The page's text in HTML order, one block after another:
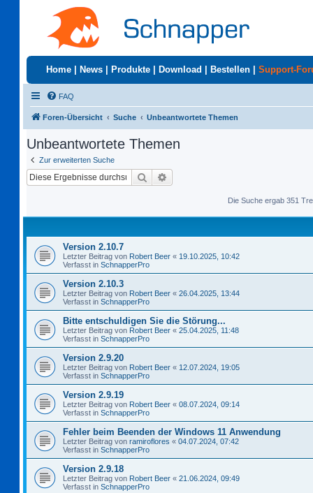
Home News Produkte Download Bestellen Support-
FAQ
Foren-Übersicht Suche Unbeantwortete Themen
Unbeantwortete Themen
Zur erweiterten Suche
Suche
Die Suche ergab 351
Version 2.10.7
Letzter Beitrag von Robert Beer « 19.10.2025, 10:42
Verfasst in SchnapperPro
Version 2.10.3
Letzter Beitrag von Robert Beer « 26.04.2025, 13:44
Verfasst in SchnapperPro
Bitte entschuldigen Sie die Störung...
Letzter Beitrag von Robert Beer « 25.04.2025, 11:48
Verfasst in SchnapperPro
Version 2.9.20
Letzter Beitrag von Robert Beer « 12.07.2024, 19:05
Verfasst in SchnapperPro
Version 2.9.19
Letzter Beitrag von Robert Beer « 08.07.2024, 09:14
Verfasst in SchnapperPro
Fehler beim Beenden der Windows 11 Anwendung
Letzter Beitrag von ramiroflores « 04.07.2024, 07:42
Verfasst in SchnapperPro
Version 2.9.18
Letzter Beitrag von Robert Beer « 21.06.2024, 09:49
Verfasst in SchnapperPro